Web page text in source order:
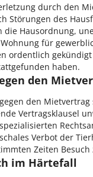
durch den
Störungen des
die Hausordnung,
für
ordentlich
haben.
den
den
Vertragsklausel
spezialisierten
Verbot der
Zeiten
im Härtefall